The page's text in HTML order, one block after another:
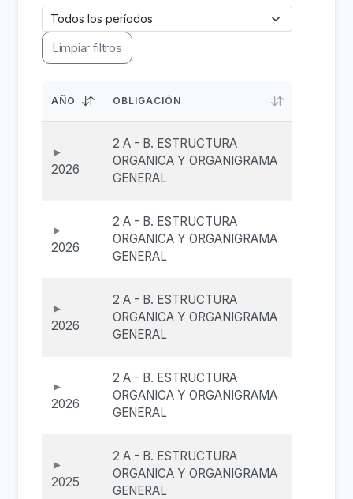
Limpiar filtros
AÑO OBLIGACIÓN
2026
2 A - B. ESTRUCTURA
ORGANICA Y ORGANIGRAMA
GENERAL
2026
2 A - B. ESTRUCTURA
ORGANICA Y ORGANIGRAMA
GENERAL
2026
2 A - B. ESTRUCTURA
ORGANICA Y ORGANIGRAMA
GENERAL
2026
2 A - B. ESTRUCTURA
ORGANICA Y ORGANIGRAMA
GENERAL
2025
2 A - B. ESTRUCTURA
ORGANICA Y ORGANIGRAMA
GENERAL